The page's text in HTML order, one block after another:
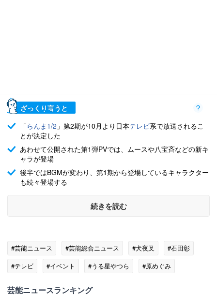
ざっくり言うと
「らんま1/2 」第2期が10月より日本テレビ系で放送されるこ
とが決定した
あわせて公開された第1弾PVでは、ムースや八宝斉などの新キ
ャラが登場
後半ではBGMが変わり、第1期から登場しているキャラクター
も続々登場する
続きを読む
#芸能ニュース #芸能総合ニュース #犬夜叉
#石田彰
#テレビ
#イベント #うる星やつら
#原めぐみ
芸能ニュースランキング